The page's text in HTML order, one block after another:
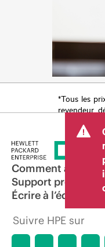
*Tous les
revendeur
tels que la
et les frais
transaction
peut varier
revendeurs
Les prix
offres
temps.
les prix à
raisons,
Comment acheter
Support produit
Écrire à l’équipe
Suivre HPE sur